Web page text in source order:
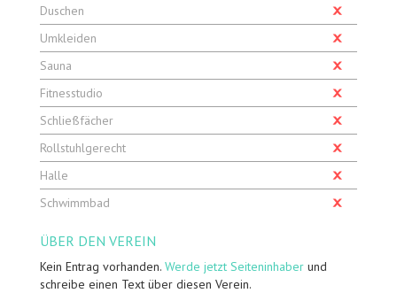
Duschen
Umkleiden
Sauna
Fitnesstudio
Schließfächer
Rollstuhlgerecht
Halle
Schwimmbad
ÜBER DEN VEREIN
Kein Entrag vorhanden. Werde jetzt Seiteninhaber und
schreibe einen Text über diesen Verein.